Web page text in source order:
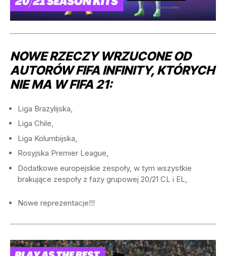
NOWE RZECZY WRZUCONE OD
AUTORÓW FIFA INFINITY, KTÓRYCH
NIE MA W FIFA 21:
Liga Brazylijska,
Liga Chile,
Liga Kolumbijska,
Rosyjska Premier League,
Dodatkowe europejskie zespoły, w tym wszystkie
brakujące zespoły z fazy grupowej 20/21 CL i EL,
Nowe reprezentacje!!!